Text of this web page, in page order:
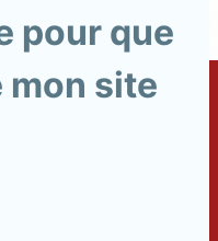
pour que
mon site